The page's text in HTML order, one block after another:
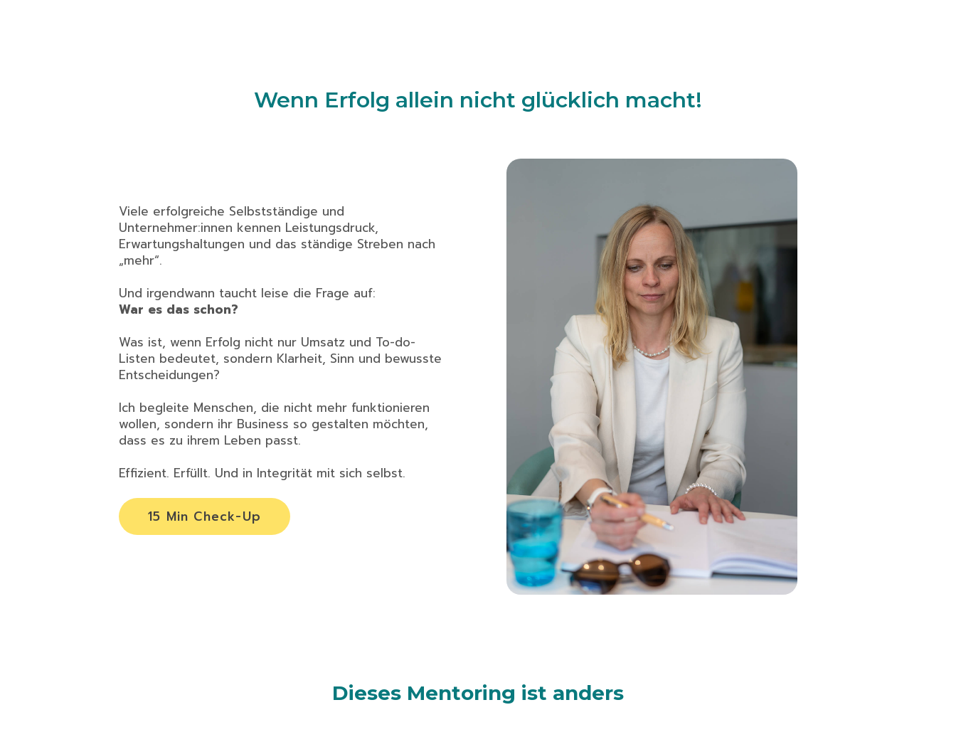
Wenn Erfolg allein nicht glücklich macht!
Viele erfolgreiche Selbstständige und
Unternehmer:innen kennen Leistungsdruck,
Erwartungshaltungen und das ständige Streben nach
„mehr“.
Und irgendwann taucht leise die Frage auf:
War es das schon?
Was ist, wenn Erfolg nicht nur Umsatz und To-do-
Listen bedeutet, sondern Klarheit, Sinn und bewusste
Entscheidungen?
Ich begleite Menschen, die nicht mehr funktionieren
wollen, sondern ihr Business so gestalten möchten,
dass es zu ihrem Leben passt.
Effizient. Erfüllt. Und in Integrität mit sich selbst.
15 Min Check-Up
Dieses Mentoring ist anders